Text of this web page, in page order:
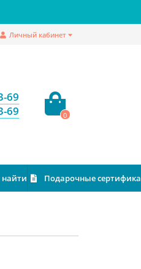
Личный кабинет
69
69
0
найти Подарочные